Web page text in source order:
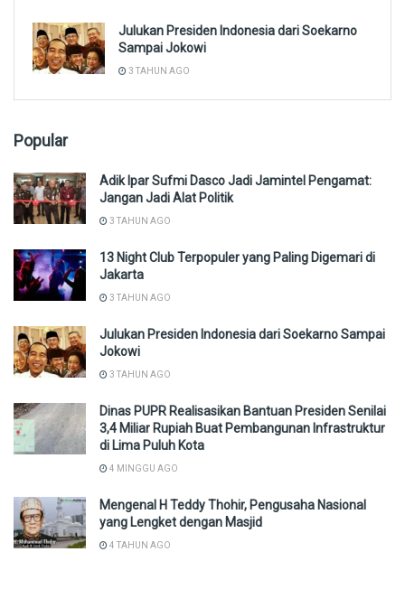
Julukan Presiden Indonesia dari Soekarno
Sampai Jokowi
3 TAHUN AGO
Popular
Adik Ipar Sufmi Dasco Jadi Jamintel Pengamat:
Jangan Jadi Alat Politik
3 TAHUN AGO
13 Night Club Terpopuler yang Paling Digemari di
Jakarta
3 TAHUN AGO
Julukan Presiden Indonesia dari Soekarno Sampai
Jokowi
3 TAHUN AGO
Dinas PUPR Realisasikan Bantuan Presiden Senilai
3,4 Miliar Rupiah Buat Pembangunan Infrastruktur
di Lima Puluh Kota
4 MINGGU AGO
Mengenal H Teddy Thohir, Pengusaha Nasional
yang Lengket dengan Masjid
4 TAHUN AGO